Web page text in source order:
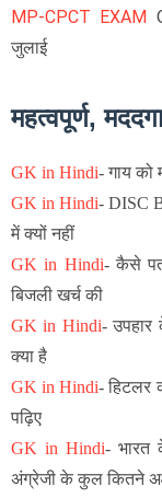
MP-CPCT EXAM
जुलाई
महत्वपूर्ण,
GK in Hindi- गाय को
GK in Hindi- DISC
में क्यों नहीं
GK in Hindi- कैसे
बिजली खर्च की
GK in Hindi-उपहार
क्या है
GK in Hindi- हिटलर
पढ़िए
GK in Hindi- भारत
अंग्रेजी के कुल कितने